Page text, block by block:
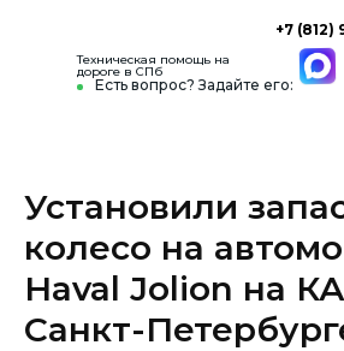
Есть вопрос? Задайте его:
+7 (812)
Техническая помощь на
дороге в СПб
Установили
колесо на
Haval Jolion на
Санкт-